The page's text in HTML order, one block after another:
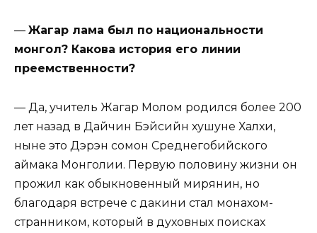
— Жагар лама был по национальности
монгол? Какова история его линии
преемственности?
— Да, учитель Жагар Молом родился более 200
лет назад в Дайчин Бэйсийн хушуне Халхи,
ныне это Дэрэн сомон Среднегобийского
аймака Монголии. Первую половину жизни он
прожил как обыкновенный мирянин, но
благодаря встрече с дакини стал монахом-
странником, который в духовных поисках